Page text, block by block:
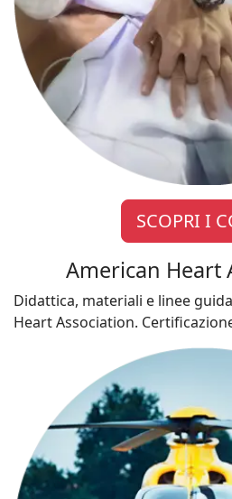
SCOPRI I
American Heart
Didattica, materiali e linee
Heart Association.